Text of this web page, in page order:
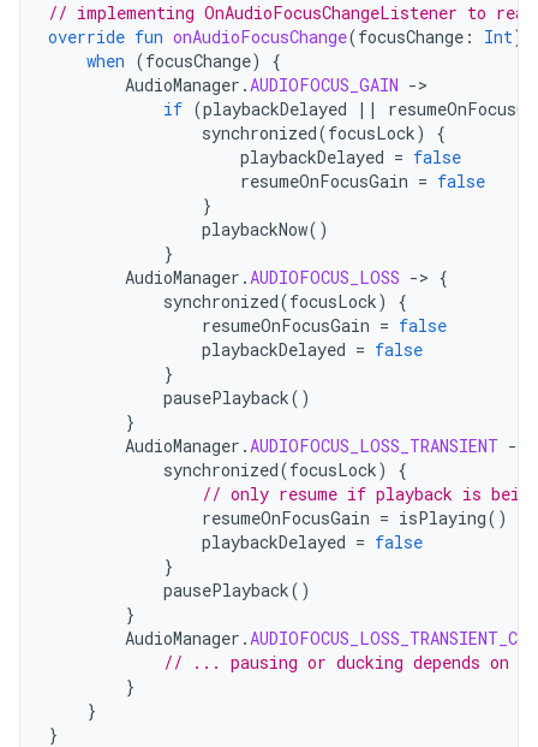
// implementing OnAudioFocusChangeListener to
override fun onAudioFocusChange(focusChange : Int)
when (focusChange)
{
AudioManager .AUDIOFOCUS_GAIN -
if (playbackDelayed ||
synchronized(focusLock)
{
playbackDelayed = false
resumeOnFocusGain = false
}
playbackNow()
}
AudioManager .AUDIOFOCUS_LOSS -> {
synchronized(focusLock)
{
resumeOnFocusGain = false
playbackDelayed = false
}
pausePlayback()
}
AudioManager .AUDIOFOCUS_LOSS_TRANSIENT -
synchronized(focusLock)
{
// only resume if playback is
resumeOnFocusGain = isPlaying()
playbackDelayed = false
}
pausePlayback()
}
AudioManager .
// ... pausing or ducking depends on
}
}
}